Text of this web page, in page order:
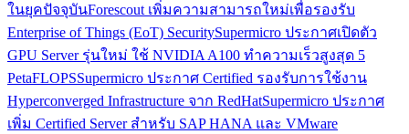
ในยุคปัจจุบันForescout เพิ่มความสามารถใหม่เพื่อรองรับ
Enterprise of Things (EoT) SecuritySupermicro ประกาศเปิดตัว
GPU Server รุ่นใหม่ ใช้ NVIDIA A100 ทำความเร็วสูงสุด 5
PetaFLOPSSupermicro ประกาศ Certified รองรับการใช้งาน
Hyperconverged Infrastructure จาก RedHatSupermicro ประกาศ
เพิ่ม Certified Server สำหรับ SAP HANA และ VMware